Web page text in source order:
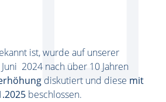
ist, wurde auf unserer
2024 nach über 10 Jahren
diskutiert und diese mit
beschlossen.